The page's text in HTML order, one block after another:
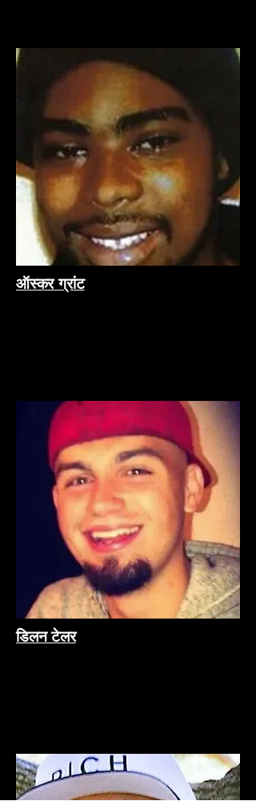
ऑस्कर ग्रांट
डिलन टेलर